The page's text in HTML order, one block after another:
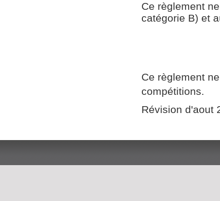
Ce règlement
catégorie B) et
Ce règlement
compétitions.
Révision d'aout